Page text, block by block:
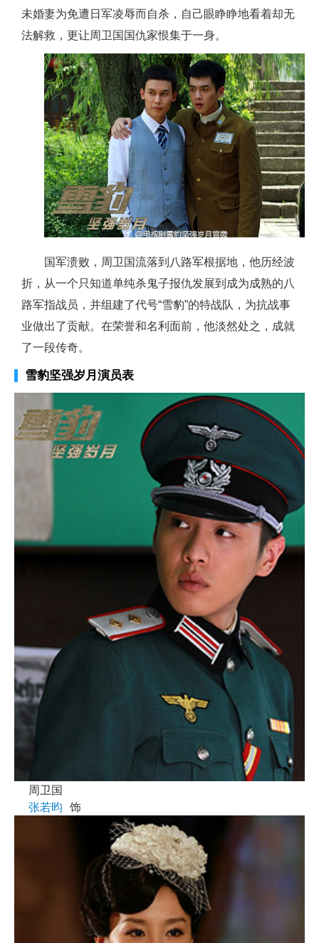
未婚妻为免遭日军凌辱而自杀，自己眼睁睁地看着却无
法解救，更让周卫国国仇家恨集于一身。
国军溃败，周卫国流落到八路军根据地，他历经波
折，从一个只知道单纯杀鬼子报仇发展到成为成熟的八
路军指战员，并组建了代号“雪豹”的特战队，为抗战事
业做出了贡献。在荣誉和名利面前，他淡然处之，成就
了一段传奇。
雪豹坚强岁月演员表
周卫国
张若昀 饰